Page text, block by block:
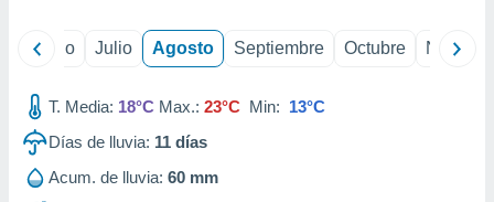
Junio Julio Agosto Septiembre Octubre
T. Media: 18°C Max.: 23°C Min: 13°C
Días de lluvia: 11 días
Acum. de lluvia: 60 mm